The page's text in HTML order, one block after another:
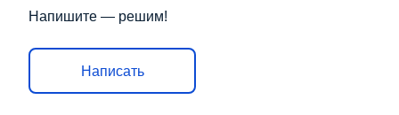
Напишите — решим!
Написать